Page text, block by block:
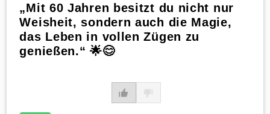
„Mit 60 Jahren besitzt du nicht nur
Weisheit, sondern auch die Magie,
das Leben in vollen Zügen zu
genießen.“ 🌟😊